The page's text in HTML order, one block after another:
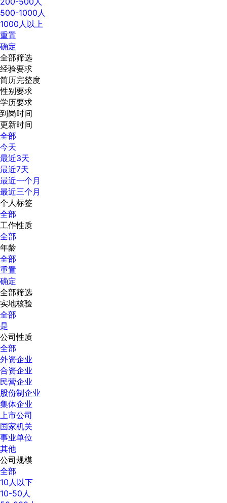
500-1000人
1000人以上
重置
确定
全部筛选
经验要求
简历完整度
性别要求
学历要求
到岗时间
更新时间
全部
今天
最近3天
最近7天
最近一个月
最近三个月
个人标签
全部
工作性质
全部
年龄
全部
重置
确定
全部筛选
实地核验
全部
是
公司性质
全部
外资企业
合资企业
民营企业
股份制企业
集体企业
上市公司
国家机关
事业单位
其他
公司规模
全部
10人以下
10-50人